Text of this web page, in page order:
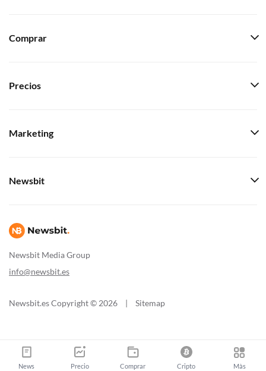
Newsbit Media Group
info@newsbit.es
Comprar
Precios
Marketing
Newsbit
Newsbit.es Copyright © 2026 | Sitemap
News Precio Comprar Cripto Màs